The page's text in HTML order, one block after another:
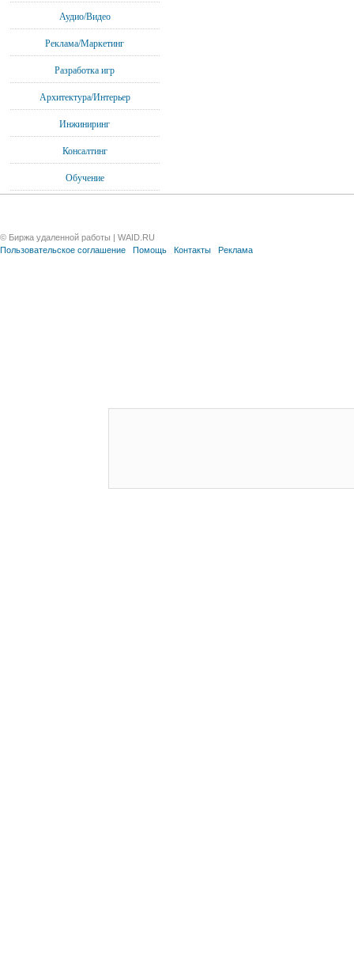
Аудио/Видео
Реклама/Маркетинг
Разработка игр
Архитектура/Интерьер
Инжиниринг
Консалтинг
Обучение
© Биржа удаленной работы | WAID.RU
Пользовательское соглашение
Помощь Контакты Реклама